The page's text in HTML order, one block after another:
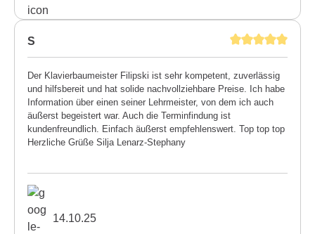
S
Der Klavierbaumeister Filipski ist sehr kompetent, zuverlässig
und hilfsbereit und hat solide nachvollziehbare Preise. Ich habe
Information über einen seiner Lehrmeister, von dem ich auch
äußerst begeistert war. Auch die Terminfindung ist
kundenfreundlich. Einfach äußerst empfehlenswert. Top top top
Herzliche Grüße Silja Lenarz-Stephany
14.10.25